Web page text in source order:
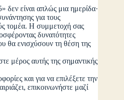
είναι απλώς μια ημερίδα·
για τους
τομέα. Η συμμετοχή σας
δυνατότητες
θα ενισχύσουν τη θέση της
μέρος αυτής της σημαντικής
και για να επιλέξετε την
επικοινωνήστε μαζί